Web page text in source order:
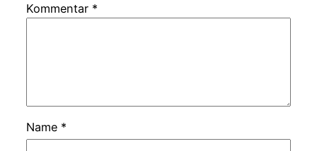
Kommentar *
Name *